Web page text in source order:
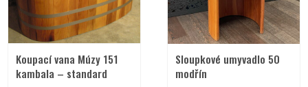
Koupací vana Múzy 151
kambala – standard
Sloupkové umyvadlo 50
modřín